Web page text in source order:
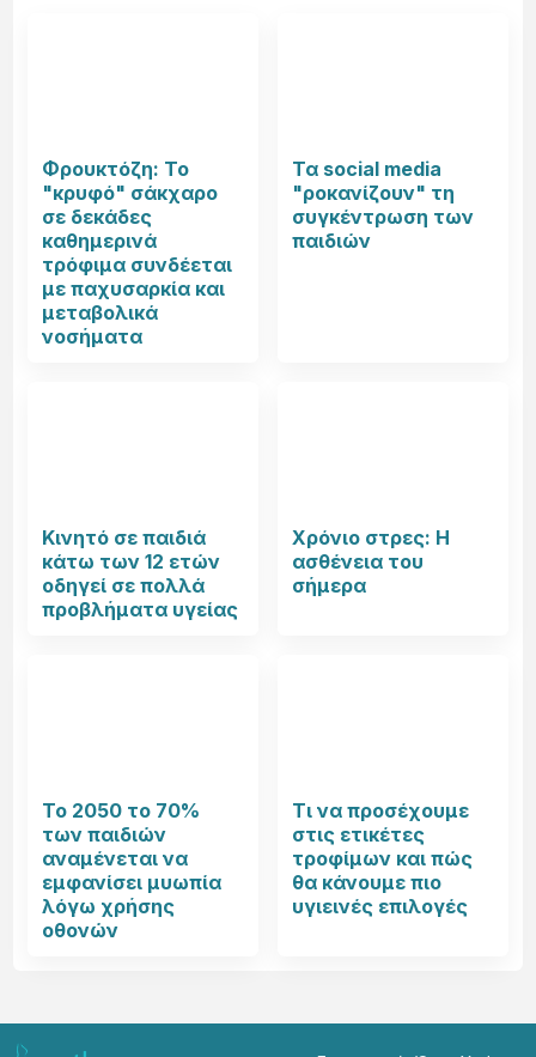
Φρουκτόζη: Το
"κρυφό" σάκχαρο
σε δεκάδες
καθημερινά
τρόφιμα συνδέεται
με παχυσαρκία και
μεταβολικά
νοσήματα
Τα social media
"ροκανίζουν" τη
συγκέντρωση των
παιδιών
Κινητό σε παιδιά
κάτω των 12 ετών
οδηγεί σε πολλά
προβλήματα υγείας
Χρόνιο στρες: Η
ασθένεια του
σήμερα
Το 2050 το 70%
των παιδιών
αναμένεται να
εμφανίσει μυωπία
λόγω χρήσης
οθονών
Τι να προσέχουμε
στις ετικέτες
τροφίμων και πώς
θα κάνουμε πιο
υγιεινές επιλογές